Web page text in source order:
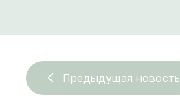
Предыдущая новость